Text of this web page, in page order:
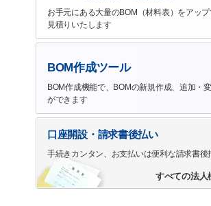
お手元にある大量のBOM（材料表）をアッ
見積りいたします
BOM作成ツール
BOM作成機能で、BOMの新規作成、追加・
ができます
口座開設・請求書後払い
手続きカンタン、お支払いは便利な請求書後
すべての法人